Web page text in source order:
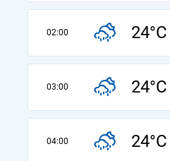
02:00 24°C
03:00 24°C
04:00 24°C